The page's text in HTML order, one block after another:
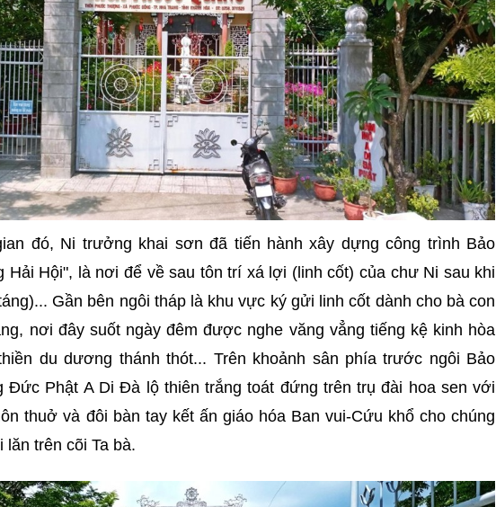
đó, Ni trưởng khai sơn đã tiến hành xây dựng công trình Bảo
Hải Hội", là nơi để về sau tôn trí xá lợi (linh cốt) của chư Ni sau khi
Gần bên ngôi tháp là khu vực ký gửi linh cốt dành cho bà con
nơi đây suốt ngày đêm được nghe văng vẳng tiếng kệ kinh hòa
du dương thánh thót... Trên khoảnh sân phía trước ngôi Bảo
Đức Phật A Di Đà lộ thiên trắng toát đứng trên trụ đài hoa sen với
thuở và đôi bàn tay kết ấn giáo hóa Ban vui-Cứu khổ cho chúng
lăn trên cõi Ta bà.